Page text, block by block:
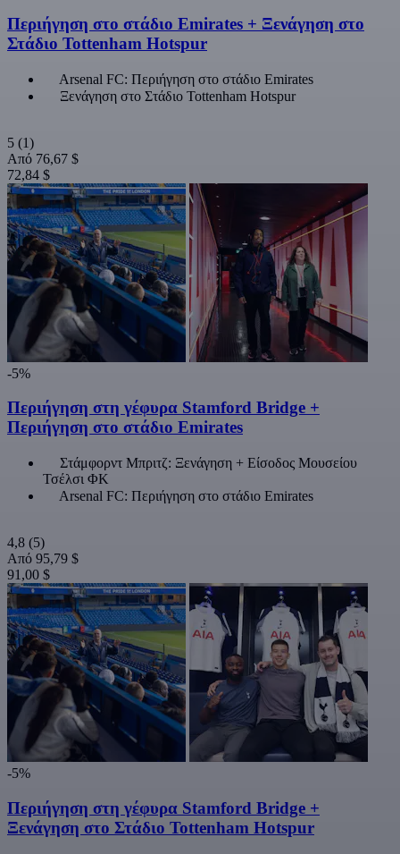
Περιήγηση στο στάδιο Emirates + Ξενάγηση στο
Στάδιο Tottenham Hotspur
Arsenal FC: Περιήγηση στο στάδιο Emirates
Ξενάγηση στο Στάδιο Tottenham Hotspur
5 (1)
Από 76,67 $
72,84 $
-5%
Περιήγηση στη γέφυρα Stamford Bridge +
Περιήγηση στο στάδιο Emirates
Στάμφορντ Μπριτζ: Ξενάγηση + Είσοδος Μουσείου
Τσέλσι ΦΚ
Arsenal FC: Περιήγηση στο στάδιο Emirates
4,8 (5)
Από 95,79 $
91,00 $
-5%
Περιήγηση στη γέφυρα Stamford Bridge +
Ξενάγηση στο Στάδιο Tottenham Hotspur